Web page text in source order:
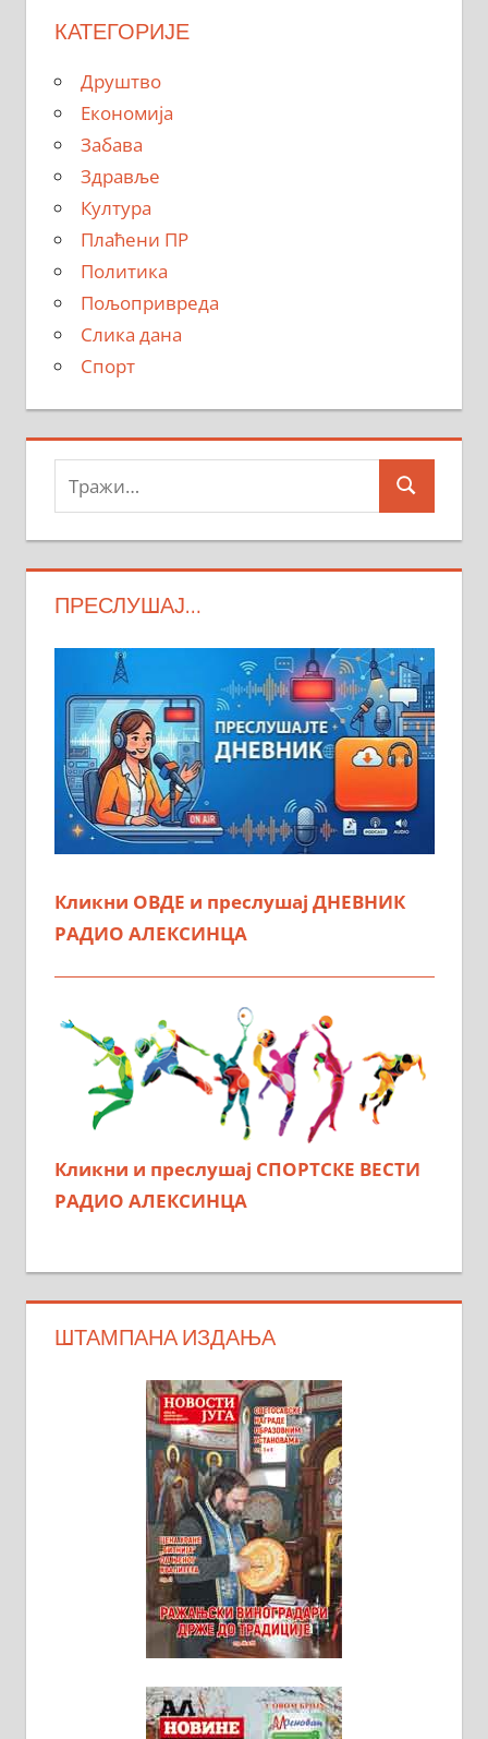
КАТЕГОРИЈЕ
Друштво
Економија
Забава
Здравље
Култура
Плаћени ПР
Политика
Пољопривреда
Слика дана
Спорт
Тражи:
Search
ПРЕСЛУШАЈ…
Кликни ОВДЕ и преслушај ДНЕВНИК
РАДИО АЛЕКСИНЦА
Кликни и преслушај СПОРТСКЕ ВЕСТИ
РАДИО АЛЕКСИНЦА
ШТАМПАНА ИЗДАЊА